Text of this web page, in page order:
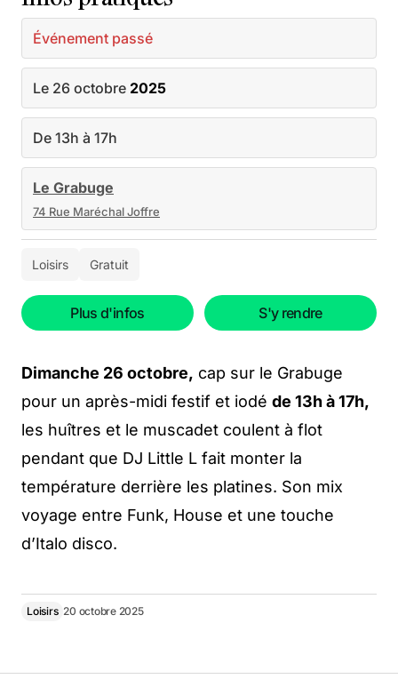
Événement passé
Le 26 octobre 2025
De 13h à 17h
Le Grabuge
74 Rue Maréchal Joffre
Loisirs Gratuit
Plus d'infos S'y rendre
Dimanche 26 octobre, cap sur le Grabuge
pour un après-midi festif et iodé de 13h à 17h,
les huîtres et le muscadet coulent à flot
pendant que DJ Little L fait monter la
température derrière les platines. Son mix
voyage entre Funk, House et une touche
d’Italo disco.
Loisirs 20 octobre 2025